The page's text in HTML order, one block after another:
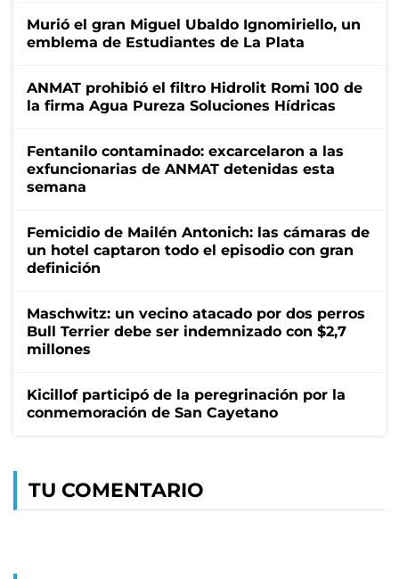
Murió el gran Miguel Ubaldo Ignomiriello, un
emblema de Estudiantes de La Plata
ANMAT prohibió el filtro Hidrolit Romi 100 de
la firma Agua Pureza Soluciones Hídricas
Fentanilo contaminado: excarcelaron a las
exfuncionarias de ANMAT detenidas esta
semana
Femicidio de Mailén Antonich: las cámaras de
un hotel captaron todo el episodio con gran
definición
Maschwitz: un vecino atacado por dos perros
Bull Terrier debe ser indemnizado con $2,7
millones
Kicillof participó de la peregrinación por la
conmemoración de San Cayetano
TU COMENTARIO